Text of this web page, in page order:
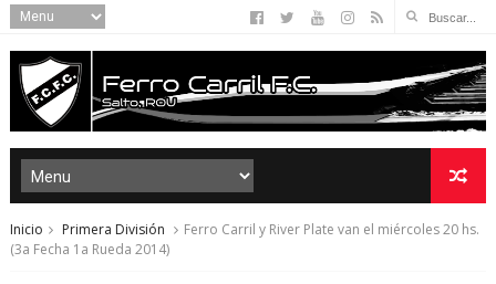
Inicio Primera División
Ferro Carril y River Plate van el miércoles 20 hs.
(3a Fecha 1a Rueda 2014)